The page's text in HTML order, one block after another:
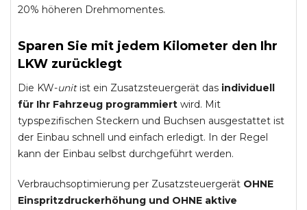
20% höheren Drehmomentes.
Sparen Sie mit jedem Kilometer den Ihr
LKW zurücklegt
Die KW-unitist ein Zusatzsteuergerät das individuell
für Ihr Fahrzeug programmiert wird. Mit
typspezifischen Steckern und Buchsen ausgestattet ist
der Einbau schnell und einfach erledigt. In der Regel
kann der Einbau selbst durchgeführt werden.
Verbrauchsoptimierung per Zusatzsteuergerät OHNE
Einspritzdruckerhöhung und OHNE aktive